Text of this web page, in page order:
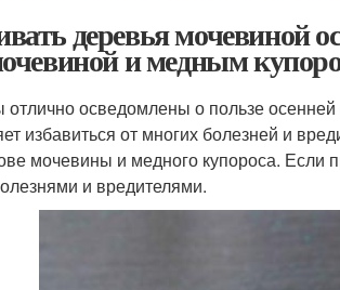
деревья мочевиной
и медным
осведомлены о пользе осенней
избавиться от многих болезней и
мочевины и медного купороса.
и вредителями.